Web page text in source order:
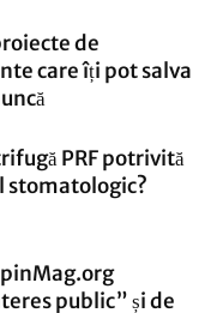
de
care îți pot salva
PRF potrivită
stomatologic?
public” și de